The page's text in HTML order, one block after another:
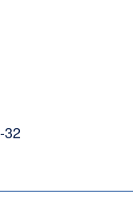
32